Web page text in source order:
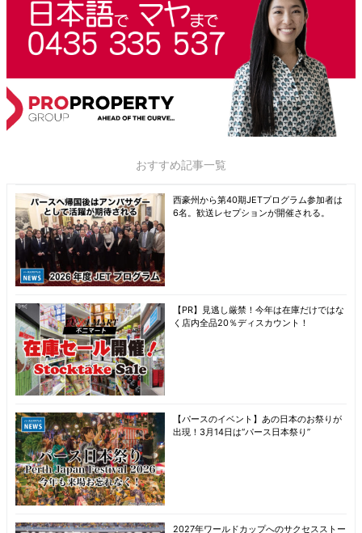
おすすめ記事一覧
西豪州から第40期JETプログラム参加者は
6名。歓送レセプションが開催される。
【PR】見逃し厳禁！今年は在庫だけではな
く店内全品20％ディスカウント！
【パースのイベント】あの日本のお祭りが
出現！3月14日は“パース日本祭り”
2027年ワールドカップへのサクセスストー